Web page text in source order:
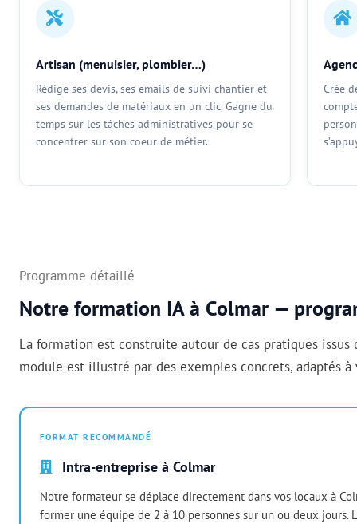
Artisan (menuisier, plombier…)
Rédige ses devis, ses emails de suivi chantier et
ses demandes de matériaux en un clic. Gagne du
temps sur les tâches administratives pour se
concentrer sur son coeur de métier.
Crée
Programme détaillé
Notre formation IA à Colmar —
La formation est construite autour de cas pratiques issus
module est illustré par des exemples concrets, adaptés à
FORMAT RECOMMANDÉ
Intra-entreprise à Colmar
Notre formateur se déplace directement dans vos locaux à
former une équipe de 2 à 10 personnes sur un ou deux jours.